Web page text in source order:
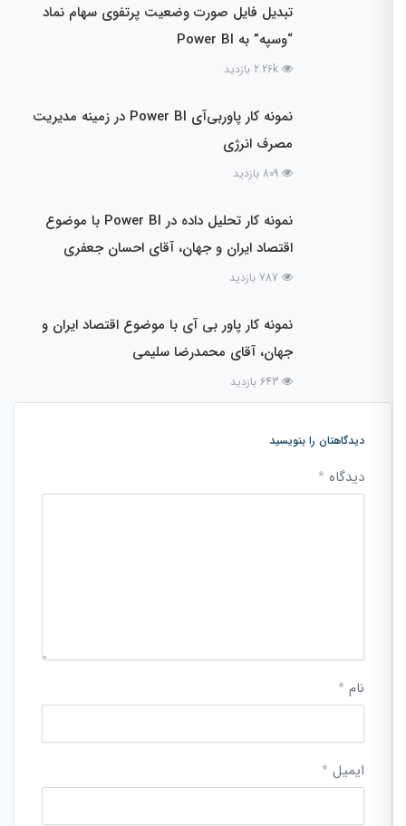
تبدیل فایل صورت وضعیت پرتفوی سهام نماد
“وسپه” به Power BI
2.26k بازدید
نمونه کار پاوربی‌آی Power BI در زمینه مدیریت
مصرف انرژی
809 بازدید
نمونه کار تحلیل داده در Power BI با موضوع
اقتصاد ایران و جهان، آقای احسان جعفری
787 بازدید
نمونه کار پاور بی آی با موضوع اقتصاد ایران و
جهان، آقای محمدرضا سلیمی
643 بازدید
دیدگاهتان را بنویسید
دیدگاه*
نام*
ایمیل*